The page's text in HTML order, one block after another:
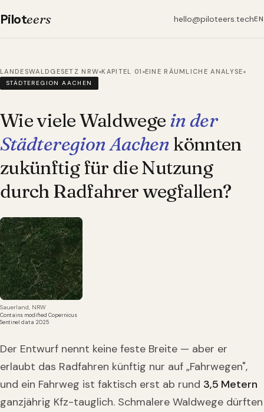
Piloteers hello@piloteers.techEN
LANDESWALDGESETZ NRW KAPITEL 01 EINE RÄUMLICHE ANALYSE
STÄDTEREGION AACHEN
Wie viele Waldwege in der
Städteregion Aachen könnten
zukünftig für die Nutzung
durch Radfahrer wegfallen?
Sauerland, NRW
Contains modified Copernicus
Sentinel data 2025
Der Entwurf nennt keine feste Breite — aber er
erlaubt das Radfahren künftig nur auf „Fahrwegen",
und ein Fahrweg ist faktisch erst ab rund 3,5 Metern
ganzjährig Kfz-tauglich. Schmalere Waldwege dürften